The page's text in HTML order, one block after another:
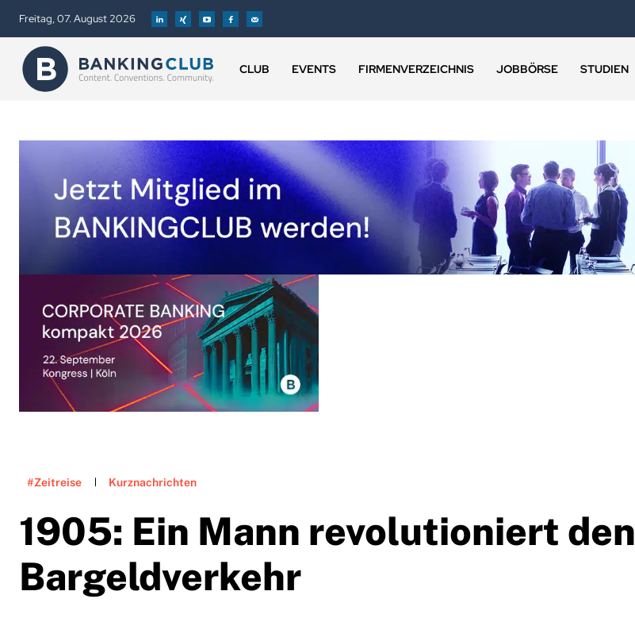
Freitag, 07. August 2026
CLUB EVENTS FIRMENVERZEICHNIS JOBBÖRSE STUDIEN
#Zeitreise Kurznachrichten
1905: Ein Mann revolutioniert den
Bargeldverkehr